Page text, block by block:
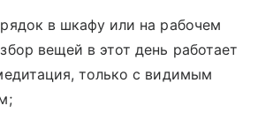
в шкафу или на рабочем
вещей в этот день работает
только с видимым